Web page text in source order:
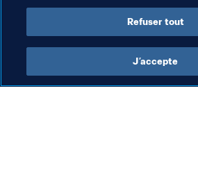
Documents ConnexesRefuser tout
J’accepte